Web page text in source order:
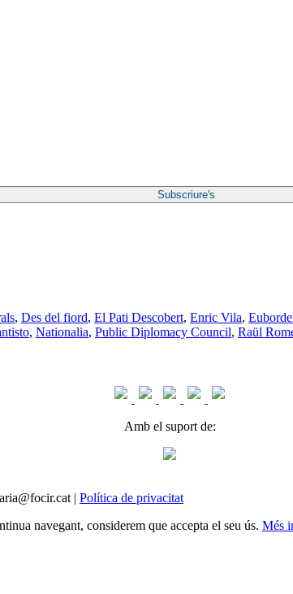
, Des del fiord, El Pati Descobert, Enric Vila,
, Nationalia, Public Diplomacy Council, Raül
Amb el suport de:
| Política de privacitat
navegant, considerem que accepta el seu ús. Més